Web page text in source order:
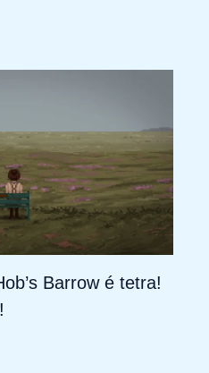
Barrow é tetra!